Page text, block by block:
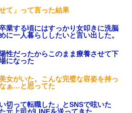
軍
悲て」って言った結果
業する頃にはすっかり女叩きに洗脳
に一人暮らししたいと言い出した。
性だったからこのまま療養させて下
になった
女がいた。こんな完璧な容姿を持っ
ぁ…と思ってた
切って転職した」とSNSで呟いた
元上司がLINEを送ってきた。